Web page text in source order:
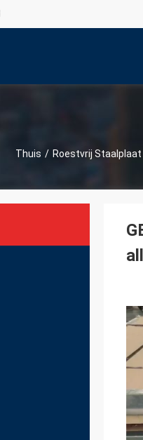
Thuis / Roestvrij Staalplaat